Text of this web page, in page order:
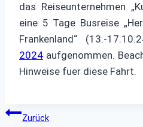
das Reiseunternehmen
eine 5 Tage Busreise
Frankenland“ (13.-
2024 aufgenommen.
Hinweise fuer diese Fahrt.
Zurück